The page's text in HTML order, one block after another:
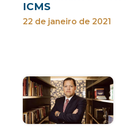
ICMS
22 de janeiro de 2021